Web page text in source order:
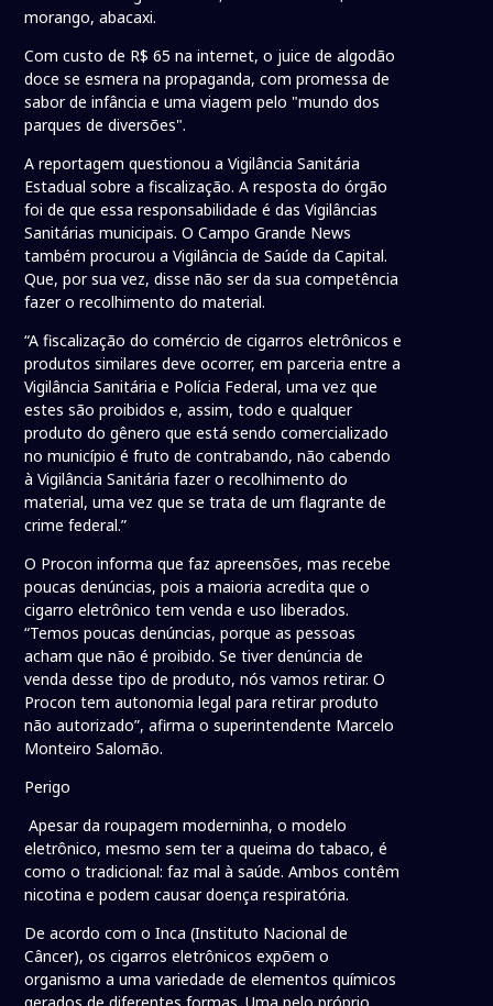
morango, abacaxi.
Com custo de R$ 65 na internet, o juice de algodão
doce se esmera na propaganda, com promessa de
sabor de infância e uma viagem pelo "mundo dos
parques de diversões".
A reportagem questionou a Vigilância Sanitária
Estadual sobre a fiscalização. A resposta do órgão
foi de que essa responsabilidade é das Vigilâncias
Sanitárias municipais. O Campo Grande News
também procurou a Vigilância de Saúde da Capital.
Que, por sua vez, disse não ser da sua competência
fazer o recolhimento do material.
“A fiscalização do comércio de cigarros eletrônicos e
produtos similares deve ocorrer, em parceria entre a
Vigilância Sanitária e Polícia Federal, uma vez que
estes são proibidos e, assim, todo e qualquer
produto do gênero que está sendo comercializado
no município é fruto de contrabando, não cabendo
à Vigilância Sanitária fazer o recolhimento do
material, uma vez que se trata de um flagrante de
crime federal.”
O Procon informa que faz apreensões, mas recebe
poucas denúncias, pois a maioria acredita que o
cigarro eletrônico tem venda e uso liberados.
“Temos poucas denúncias, porque as pessoas
acham que não é proibido. Se tiver denúncia de
venda desse tipo de produto, nós vamos retirar. O
Procon tem autonomia legal para retirar produto
não autorizado”, afirma o superintendente Marcelo
Monteiro Salomão.
Perigo
Apesar da roupagem moderninha, o modelo
eletrônico, mesmo sem ter a queima do tabaco, é
como o tradicional: faz mal à saúde. Ambos contêm
nicotina e podem causar doença respiratória.
De acordo com o Inca (Instituto Nacional de
Câncer), os cigarros eletrônicos expõem o
organismo a uma variedade de elementos químicos